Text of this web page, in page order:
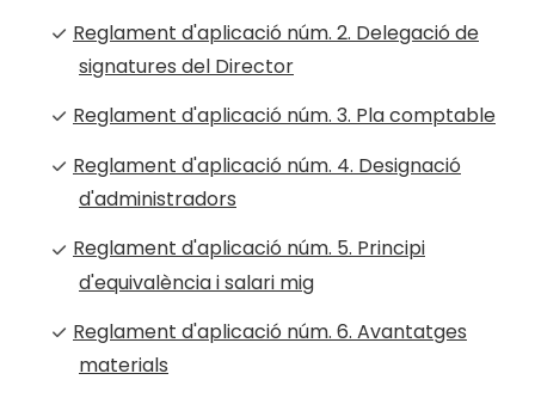
Reglament d'aplicació núm. 2. Delegació de
signatures del Director
Reglament d'aplicació núm. 3. Pla comptable
Reglament d'aplicació núm. 4. Designació
d'administradors
Reglament d'aplicació núm. 5. Principi
d'equivalència i salari mig
Reglament d'aplicació núm. 6. Avantatges
materials